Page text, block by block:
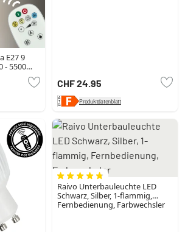
E27 9
- 5500
CHF 24.95
Produktdatenblatt
Raivo Unterbauleuchte LED
Schwarz, Silber, 1-flammig,
Fernbedienung, Farbwechsler